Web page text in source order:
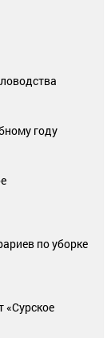
году
по уборке
«Сурское